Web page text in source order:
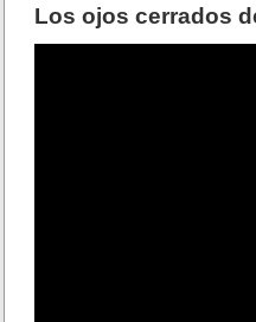
Los ojos cerrados